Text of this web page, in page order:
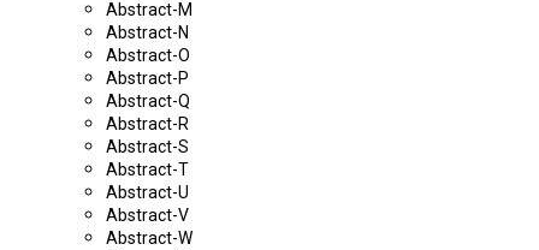
Abstract-M
Abstract-N
Abstract-O
Abstract-P
Abstract-Q
Abstract-R
Abstract-S
Abstract-T
Abstract-U
Abstract-V
Abstract-W